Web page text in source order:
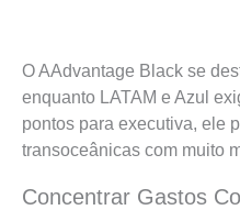
O AAdvantage Black se
enquanto LATAM e Azul
pontos para executiva, ele
transoceânicas com muito
Concentrar Gastos